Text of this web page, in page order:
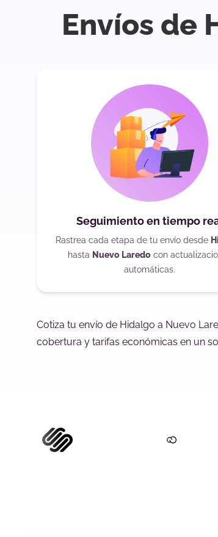
Envíos de
Seguimiento en tiempo
Rastrea cada etapa de tu envío desde
hasta Nuevo Laredocon
automáticas.
Cotiza tu envío de Hidalgo a Nuevo
cobertura y tarifas económicas en un